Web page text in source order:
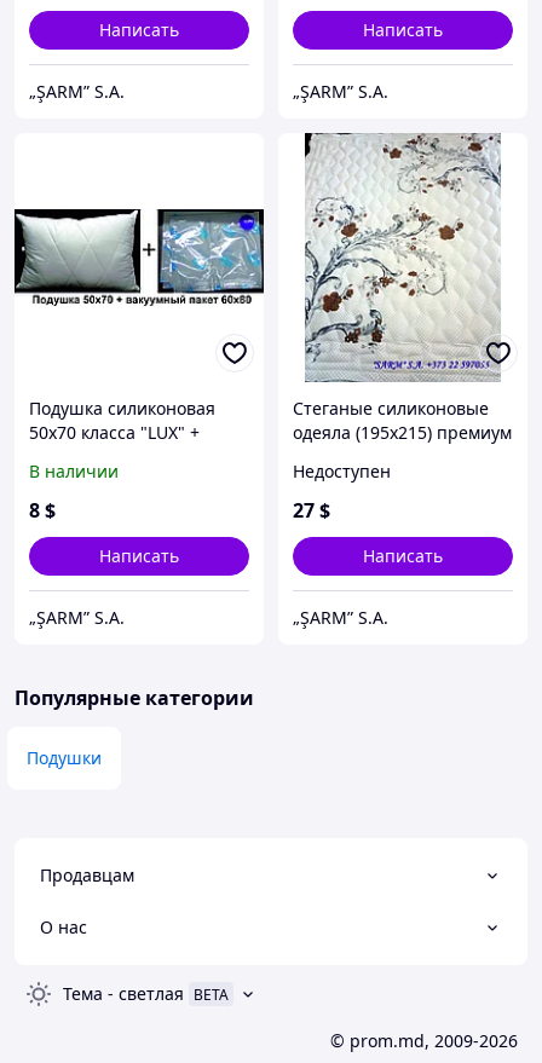
Написать
„ŞARM” S.A.
Написать
„ŞARM” S.A.
Подушка cиликоновая
50x70 класса "LUX" +
В наличии
8$
Написать
„ŞARM” S.A.
Стеганые силиконовые
одеяла (195х215) премиум
Недоступен
27$
Написать
„ŞARM” S.A.
Популярные категории
Подушки
Продавцам
О нас
Тема - светлая BETA
© prom.md, 2009-2026